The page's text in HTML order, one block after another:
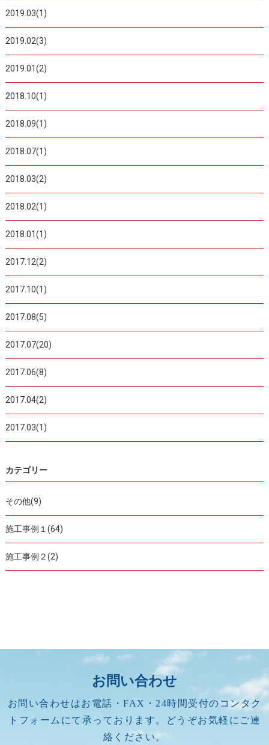
2019.03(1)
2019.02(3)
2019.01(2)
2018.10(1)
2018.09(1)
2018.07(1)
2018.03(2)
2018.02(1)
2018.01(1)
2017.12(2)
2017.10(1)
2017.08(5)
2017.07(20)
2017.06(8)
2017.04(2)
2017.03(1)
カテゴリー
その他(9)
施工事例１(64)
施工事例２(2)
お問い合わせ
お問い合わせはお電話・FAX・24時間受付のコンタク
トフォームにて承っております。どうぞお気軽にご連
絡ください。